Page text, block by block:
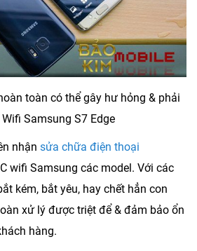
toàn có thể gây hư hỏng & phải
Samsung S7 Edge
nhận sửa chữa điện thoại
wifi Samsung các model. Với các
kém, bắt yêu, hay chết hẳn con
xử lý được triệt để & đảm bảo ổn
hàng.